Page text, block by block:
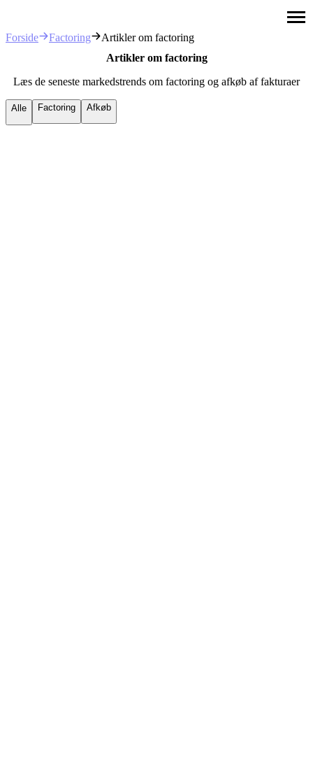
Forside Factoring
Artikler om factoring
Artikler om factoring
Læs de seneste markedstrends om factoring og afkøb af fakturaer
Alle Factoring Afkøb